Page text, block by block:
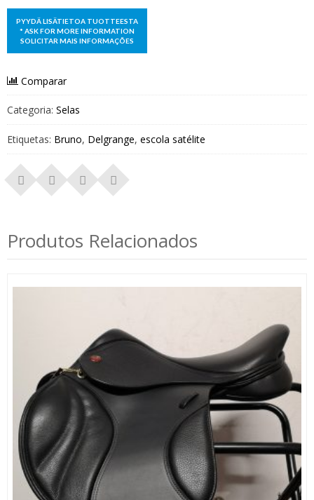
Comparar
Categoria: Selas
Etiquetas: Bruno, Delgrange, escola satélite
Produtos Relacionados